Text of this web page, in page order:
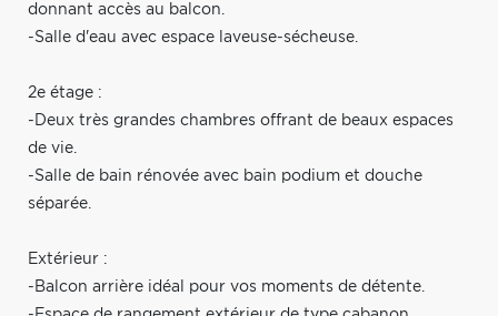
donnant accès au balcon.
-Salle d'eau avec espace laveuse-sécheuse.
2e étage :
-Deux très grandes chambres offrant de beaux espaces
de vie.
-Salle de bain rénovée avec bain podium et douche
séparée.
Extérieur :
-Balcon arrière idéal pour vos moments de détente.